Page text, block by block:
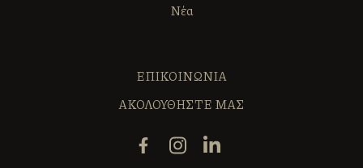
Νέα
ΕΠΙΚΟΙΝΩΝΙΑ
ΑΚΟΛΟΥΘΗΣΤΕ ΜΑΣ